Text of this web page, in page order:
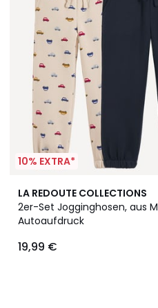
10% EXTRA*
LA REDOUTE COLLECTIONS
2er-Set Jogginghosen, aus
Autoaufdruck
19,99 €